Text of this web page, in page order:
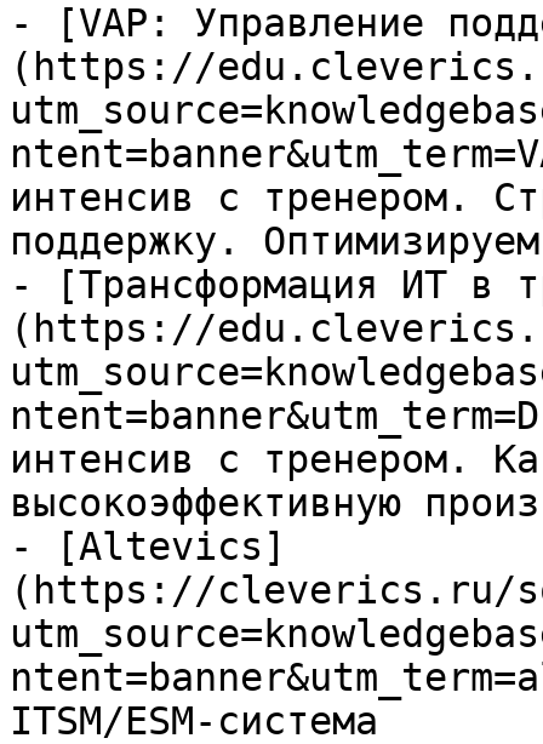
- [VAP: Управление
(https://
интенсив с тренером.
поддержку.
- [Трансформация ИТ в
(https://
интенсив с тренером.
высокоэффективную
- [Altevics]
(https://cleverics.ru/
ITSM/ESM-система